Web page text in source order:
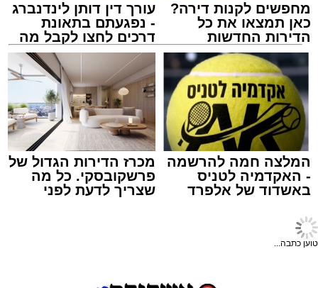
מעוניינים להגיב? לדווח ? צרו איתנו קשר במייל -
ASHDODS@ISNET.CO.IL
צילום: דוברות איחוד הצלה
עופר אשטוקר / 15:32 07.08.26
תאונת עבודה באשדוד
מחפשים לקנות דירה?
כאן תמצאו את כל
הדירות החדשות
למכירה באשדוד >>>
עורך דין דותן לינדנברג
- נפגעתם בתאונת
דרכים לחצו לקבל מה
שמגיע לכם
המלצה חמה להרשמה
- האקדמיה לטניס
באשדוד של אלפרד
מכרז הדירות הגדול של
פרשקובסקי. כל מה
שצריך לדעת לפני
חדשות אשדוד
צפו ברגעי האימה: הנהג